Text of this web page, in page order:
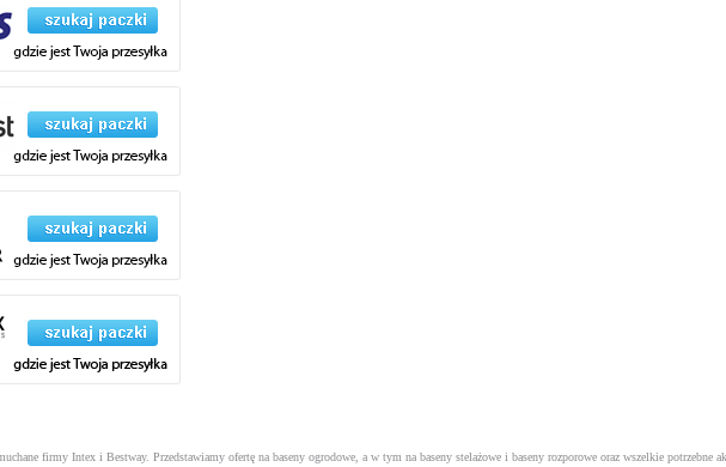
firmy Intex i Bestway. Przedstawiamy ofertę na baseny ogrodowe, a w tym na baseny stelażowe i baseny rozporowe oraz wszelkie potrzebne